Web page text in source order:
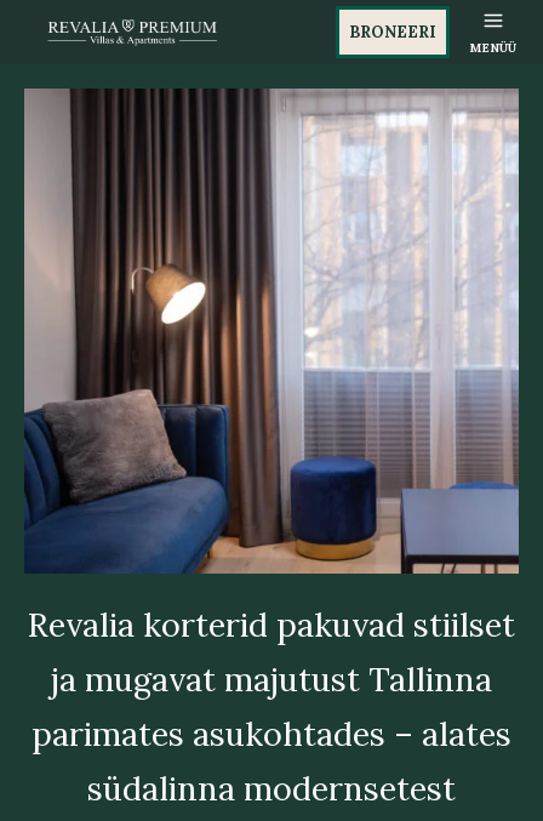
BRONEERI
MENÜÜ
Revalia korterid pakuvad stiilset
ja mugavat majutust Tallinna
parimates asukohtades – alates
südalinna modernsetest